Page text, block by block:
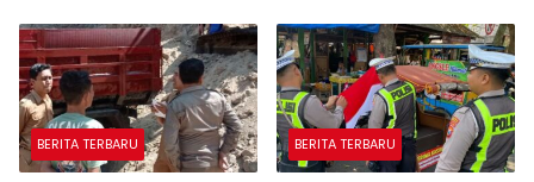
Pelatihan AI
BERITA TERBARU BERITA TERBARU